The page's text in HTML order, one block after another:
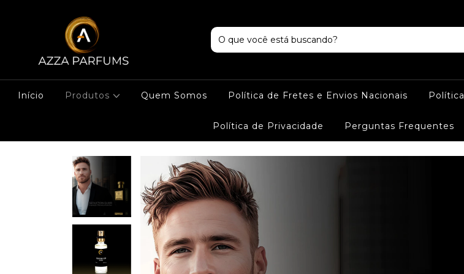
Início Produtos Quem Somos Política de Fretes e Envios Nacionais
Política de Privacidade Perguntas Frequentes